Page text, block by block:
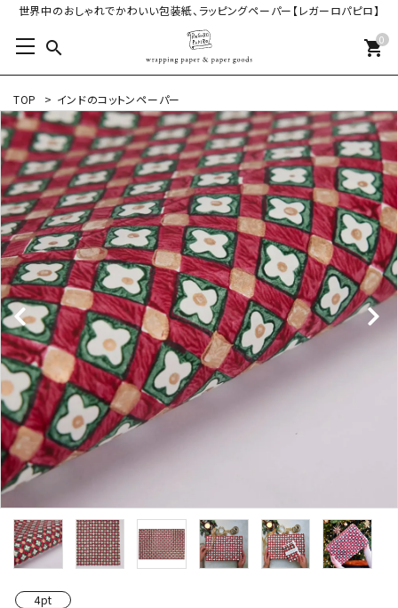
世界中のおしゃれでかわいい包装紙、ラッピングペーパー【レガーロパピロ】
search 0
shopping_cart
TOP > インドのコットンペーパー
4pt